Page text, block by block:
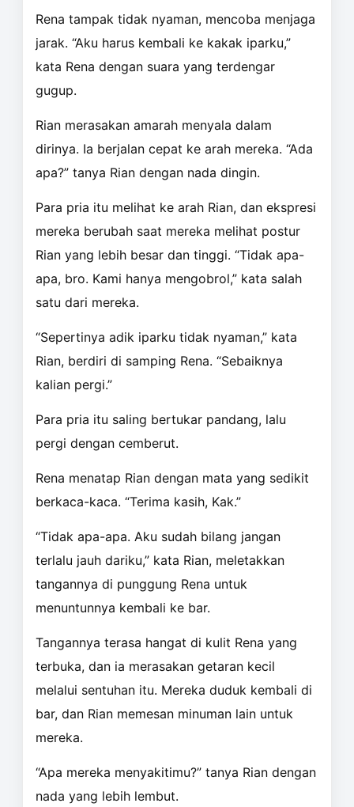
Rena tampak tidak nyaman, mencoba menjaga
jarak. “Aku harus kembali ke kakak iparku,”
kata Rena dengan suara yang terdengar
gugup.
Rian merasakan amarah menyala dalam
dirinya. Ia berjalan cepat ke arah mereka. “Ada
apa?” tanya Rian dengan nada dingin.
Para pria itu melihat ke arah Rian, dan ekspresi
mereka berubah saat mereka melihat postur
Rian yang lebih besar dan tinggi. “Tidak apa-
apa, bro. Kami hanya mengobrol,” kata salah
satu dari mereka.
“Sepertinya adik iparku tidak nyaman,” kata
Rian, berdiri di samping Rena. “Sebaiknya
kalian pergi.”
Para pria itu saling bertukar pandang, lalu
pergi dengan cemberut.
Rena menatap Rian dengan mata yang sedikit
berkaca-kaca. “Terima kasih, Kak.”
“Tidak apa-apa. Aku sudah bilang jangan
terlalu jauh dariku,” kata Rian, meletakkan
tangannya di punggung Rena untuk
menuntunnya kembali ke bar.
Tangannya terasa hangat di kulit Rena yang
terbuka, dan ia merasakan getaran kecil
melalui sentuhan itu. Mereka duduk kembali di
bar, dan Rian memesan minuman lain untuk
mereka.
“Apa mereka menyakitimu?” tanya Rian dengan
nada yang lebih lembut.